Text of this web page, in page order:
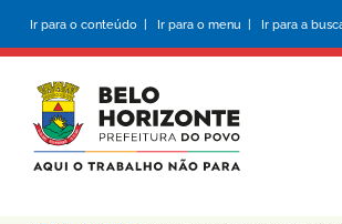
conteúdo
principal
Ir para o conteúdo | Ir para o menu | Ir para a